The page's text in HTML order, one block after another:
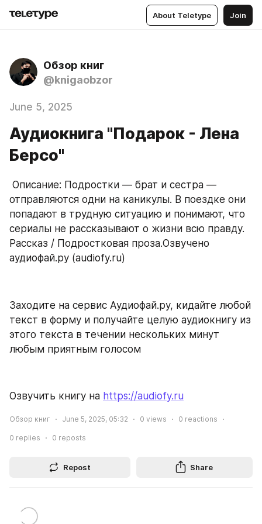
About Teletype Join
Обзор книг
@knigaobzor
June 5, 2025
Аудиокнига "Подарок - Лена
Берсо"
отправляются одни на каникулы. В поездке они
попадают в трудную ситуацию и понимают, что
сериалы не рассказывают о жизни всю правду.
Рассказ / Подростковая проза.Озвучено
аудиофай.ру (audiofy.ru)
Заходите на сервис Аудиофай.ру, кидайте любой
текст в форму и получайте целую аудиокнигу из
этого текста в течении нескольких минут
любым приятным голосом
Озвучить книгу на https://audiofy.ru
Обзор книг June 5, 2025, 05:32 0 views 0 reactions
0 replies 0 reposts
Repost Share